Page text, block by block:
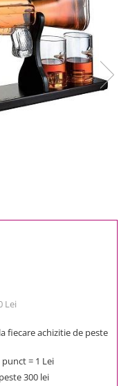
Lei
fiecare achizitie de peste
= 1 Lei
300 lei